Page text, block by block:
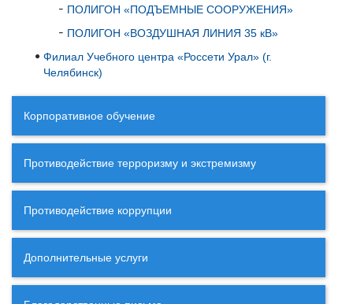
ПОЛИГОН «ПОДЪЕМНЫЕ СООРУЖЕНИЯ»
ПОЛИГОН «ВОЗДУШНАЯ ЛИНИЯ 35 кВ»
Филиал Учебного центра «Россети Урал» (г.
Челябинск)
Корпоративное обучение
Противодействие терроризму и экстремизму
Противодействие коррупции
Дополнительные услуги